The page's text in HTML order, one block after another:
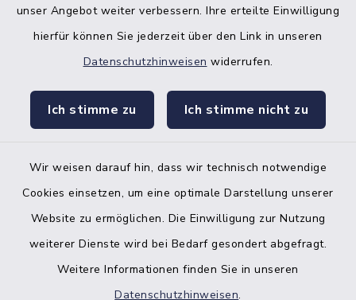
unser Angebot weiter verbessern. Ihre erteilte Einwilligung
hierfür können Sie jederzeit über den Link in unseren
Datenschutzhinweisen widerrufen.
Ich stimme zu Ich stimme nicht zu
Wir weisen darauf hin, dass wir technisch notwendige
Cookies einsetzen, um eine optimale Darstellung unserer
Website zu ermöglichen. Die Einwilligung zur Nutzung
weiterer Dienste wird bei Bedarf gesondert abgefragt.
Weitere Informationen finden Sie in unseren
Datenschutzhinweisen.
facebook
Bankverbindung der Amtskasse
Barrierefreiheit